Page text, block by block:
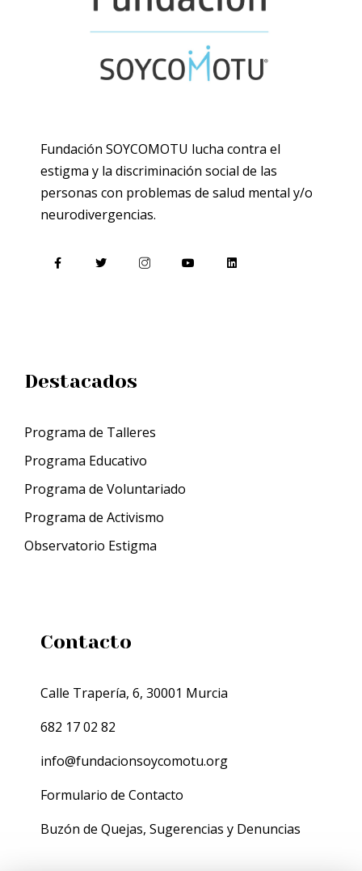
Fundación SOYCOMOTU lucha contra el
estigma y la discriminación social de las
personas con problemas de salud mental y/o
neurodivergencias.
Destacados
Programa de Talleres
Programa Educativo
Programa de Voluntariado
Programa de Activismo
Observatorio Estigma
Contacto
Calle Trapería, 6, 30001 Murcia
682 17 02 82
info@fundacionsoycomotu.org
Formulario de Contacto
Buzón de Quejas, Sugerencias y Denuncias